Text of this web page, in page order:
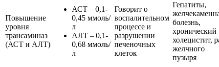
Повышение
уровня
трансаминаз
(АСТ и АЛТ)
АСТ – 0,1-
0,45 ммоль/
л
АЛТ – 0,1-
0,68 ммоль/
л
Говорит о
воспалительном
процессе и
разрушении
печеночных
клеток
Гепатиты,
болезнь,
хронический
холецистит,
желчного
пузыря